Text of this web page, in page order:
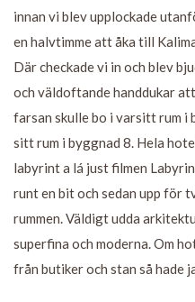
innan vi blev upplockade
en halvtimme att åka till
Där checkade vi in och blev
och väldoftande handdukar
farsan skulle bo i varsitt rum i
sitt rum i byggnad 8. Hela
labyrint a lá just filmen
runt en bit och sedan upp för
rummen. Väldigt udda
superfina och moderna. Om
från butiker och stan så hade